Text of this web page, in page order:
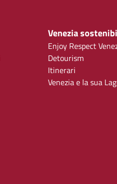
Venezia
Enjoy Respect
Detourism
Itinerari
Venezia e la sua